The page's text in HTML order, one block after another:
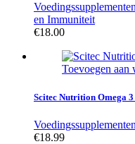
en Immuniteit
€18.00
Toevoegen aan
Scitec Nutrition Omega 3
Voedingssupplementen
€18.99